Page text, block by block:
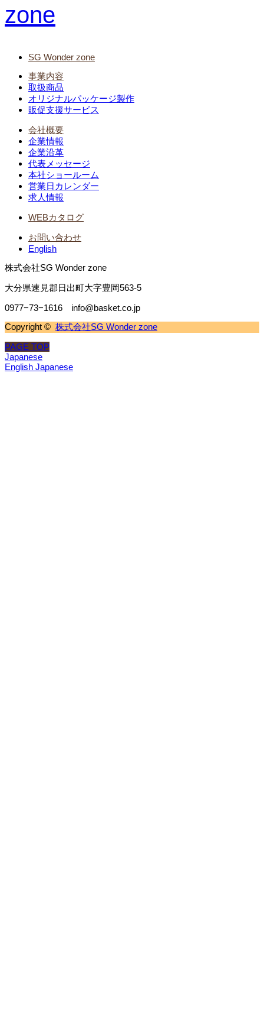
SG Wonder zone
事業内容
取扱商品
オリジナルパッケージ製作
販促支援サービス
会社概要
企業情報
企業沿革
代表メッセージ
本社ショールーム
営業日カレンダー
求人情報
WEBカタログ
お問い合わせ
English
株式会社SG Wonder zone
大分県速見郡日出町大字豊岡563-5
0977−73−1616 info@basket.co.jp
Copyright © 株式会社SG Wonder zone
PAGE TOP
Japanese
English Japanese